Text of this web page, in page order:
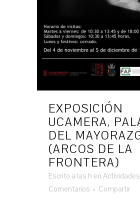
EXPOSICIÓN
UCAMERA,
DEL
(ARCOS DE LA
FRONTERA)
Escrito a las h en Actividades
Comentarios
Compartir